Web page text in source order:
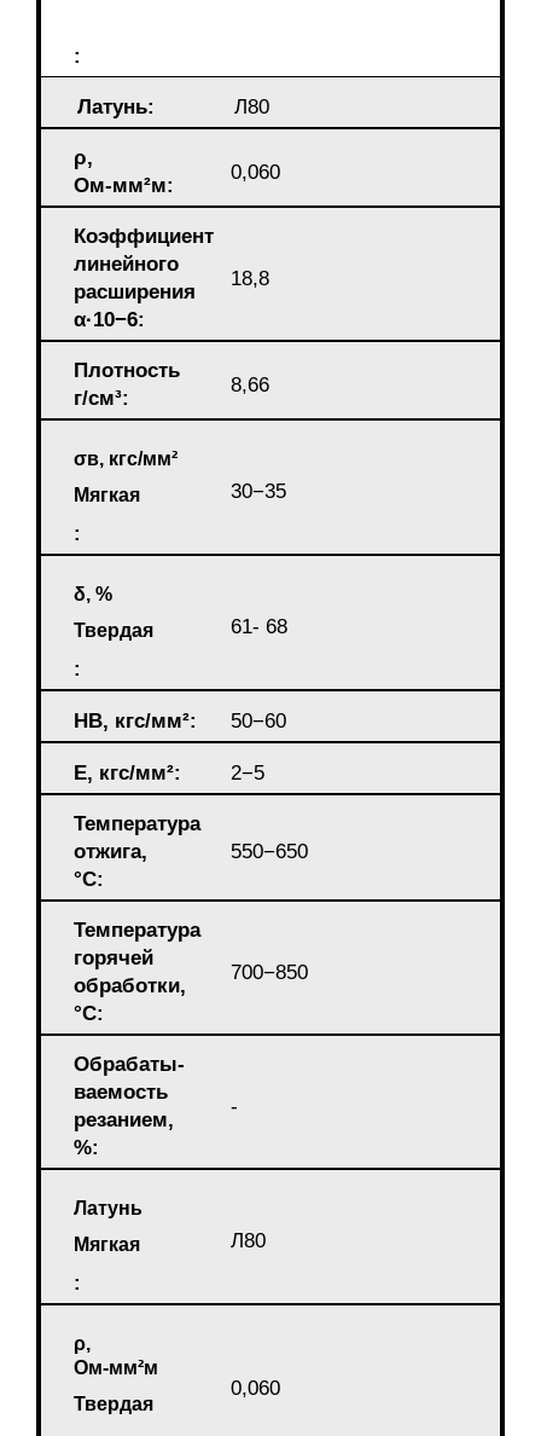
:
Латунь: Л80
ρ,
Ом-мм²м:
0,060
Коэффициент
линейного
расширения
α·10−6:
18,8
Плотность
г/см³:
8,66
σв, кгс/мм²
Мягкая
:
30−35
δ, %
Твердая
:
61- 68
HB, кгс/мм²: 50−60
E, кгс/мм²: 2−5
Температура
отжига,
°С:
550−650
Температура
горячей
обработки,
°C:
700−850
Обрабаты-
ваемость
резанием,
%:
-
Латунь
Мягкая
:
Л80
ρ,
Ом-мм²м
Твердая
0,060